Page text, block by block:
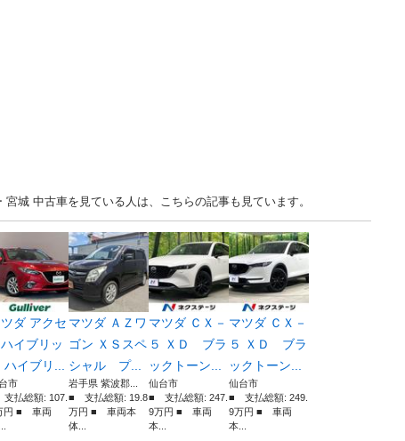
城 中古車を見ている人は、こちらの記事も見ています。
ダ アクセ
イブリッ
ハイブリ...
市
払総額: 107.
円 ■ 車両
マツダ ＡＺワ
ゴン ＸＳスペ
シャル プ...
岩手県 紫波郡...
■ 支払総額: 19.8
万円 ■ 車両本
体...
マツダ ＣＸ－
５ ＸＤ ブラ
ックトーン...
仙台市
■ 支払総額: 247.
9万円 ■ 車両
本...
マツダ ＣＸ－
５ ＸＤ ブラ
ックトーン...
仙台市
■ 支払総額: 249.
9万円 ■ 車両
本...